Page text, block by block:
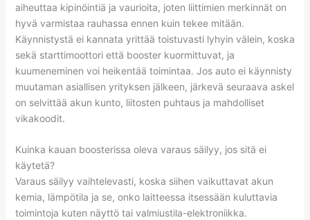
aiheuttaa kipinöintiä ja vaurioita, joten liittimien merkinnät on
hyvä varmistaa rauhassa ennen kuin tekee mitään.
Käynnistystä ei kannata yrittää toistuvasti lyhyin välein, koska
sekä starttimoottori että booster kuormittuvat, ja
kuumeneminen voi heikentää toimintaa. Jos auto ei käynnisty
muutaman asiallisen yrityksen jälkeen, järkevä seuraava askel
on selvittää akun kunto, liitosten puhtaus ja mahdolliset
vikakoodit.
Kuinka kauan boosterissa oleva varaus säilyy, jos sitä ei
käytetä?
Varaus säilyy vaihtelevasti, koska siihen vaikuttavat akun
kemia, lämpötila ja se, onko laitteessa itsessään kuluttavia
toimintoja kuten näyttö tai valmiustila-elektroniikka.